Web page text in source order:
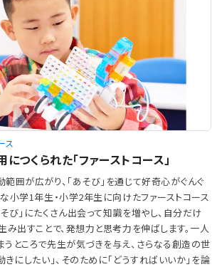
ス
につくられた「ファーストコース」
囲が広がり、「あそび」を通じて好奇心がぐんぐ
小学1年生・小学2年生に向けたファーストコース
び」にたくさん出会って知識を増やし、自分だけ
み出すことで、発想力と思考力を伸ばします。一人
ところで先生が気づきを与え、さらなる創造の世
きにしたい」、そのために「どうすればいいか」を論